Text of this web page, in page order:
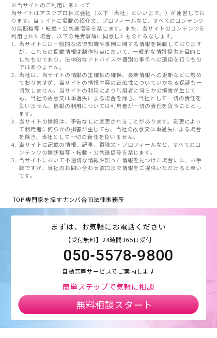
※当サイトのご利用にあたって
当サイトはアスクプロ株式会社（以下「当社」といいます。）が運営してお
ります。当サイトに掲載の紹介文、プロフィールなど、すべてのコンテンツ
の無断複写・転載・公衆送信等を禁じます。また、当サイトのコンテンツを
利用された場合、以下の免責事項に同意したものとみなします。
当サイトには一般的な法律知識や事例に関する情報を掲載しております
が、これらの掲載情報は制作時点において、一般的な情報提供を目的と
したものであり、法律的なアドバイスや個別の事例への適用を行うもの
ではありません。
当社は、当サイトの情報の正確性の確保、最新情報への更新などに努め
ておりますが、当サイトの情報内容の正確性についていかなる保証も一
切致しません。当サイトの利用により利用者に何らかの損害が生じて
も、当社の故意又は重過失による場合を除き、当社として一切の責任を
負いません。情報の利用については利用者が一切の責任を負うこととし
ます。
当サイトの情報は、予告なしに変更されることがあります。変更によっ
て利用者に何らかの損害が生じても、当社の故意又は重過失による場合
を除き、当社として一切の責任を負いません。
当サイトに記載の情報、記事、寄稿文・プロフィールなど、すべてのコ
ンテンツの無断複写・転載・公衆送信等を禁じます。
当サイトにおいて不適切な情報や誤った情報を見つけた場合には、お手
数ですが、当社のお問い合わせ窓口まで情報をご提供いただけると幸い
です。
TOP専門家を探すナンバ合同法律事務所
まずは、お気軽にお電話ください
【受付無料】24時間365日受付
050-5578-9800
自動音声サービスでご案内します
簡単ステップで気軽に相談
無料相談スタート